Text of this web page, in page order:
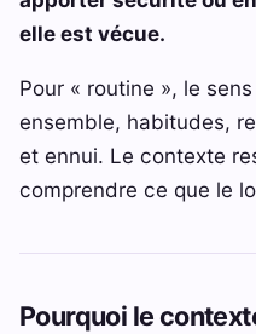
elle est vécue.
Pour « routine », le
ensemble, habitudes,
et ennui. Le contexte
comprendre ce que le
Pourquoi le